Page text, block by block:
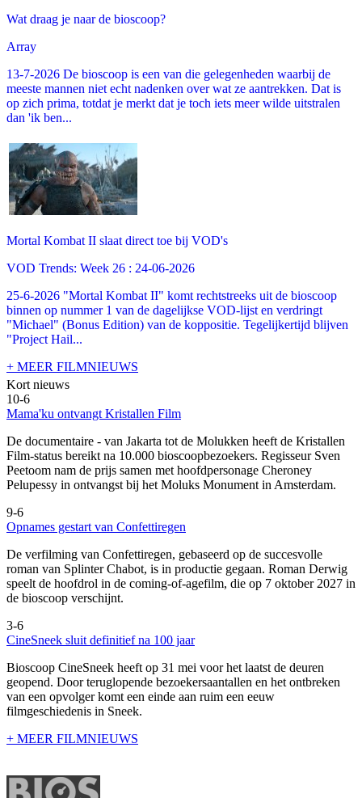
Wat draag je naar de bioscoop?
Array
13-7-2026 De bioscoop is een van die gelegenheden waarbij de
meeste mannen niet echt nadenken over wat ze aantrekken. Dat is
op zich prima, totdat je merkt dat je toch iets meer wilde uitstralen
dan 'ik ben...
Mortal Kombat II slaat direct toe bij VOD's
VOD Trends: Week 26 : 24-06-2026
25-6-2026 "Mortal Kombat II" komt rechtstreeks uit de bioscoop
binnen op nummer 1 van de dagelijkse VOD-lijst en verdringt
"Michael" (Bonus Edition) van de koppositie. Tegelijkertijd blijven
"Project Hail...
+ MEER FILMNIEUWS
Kort nieuws
10-6
Mama'ku ontvangt Kristallen Film
De documentaire - van Jakarta tot de Molukken heeft de Kristallen
Film-status bereikt na 10.000 bioscoopbezoekers. Regisseur Sven
Peetoom nam de prijs samen met hoofdpersonage Cheroney
Pelupessy in ontvangst bij het Moluks Monument in Amsterdam.
9-6
Opnames gestart van Confettiregen
De verfilming van Confettiregen, gebaseerd op de succesvolle
roman van Splinter Chabot, is in productie gegaan. Roman Derwig
speelt de hoofdrol in de coming-of-agefilm, die op 7 oktober 2027 in
de bioscoop verschijnt.
3-6
CineSneek sluit definitief na 100 jaar
Bioscoop CineSneek heeft op 31 mei voor het laatst de deuren
geopend. Door teruglopende bezoekersaantallen en het ontbreken
van een opvolger komt een einde aan ruim een eeuw
filmgeschiedenis in Sneek.
+ MEER FILMNIEUWS